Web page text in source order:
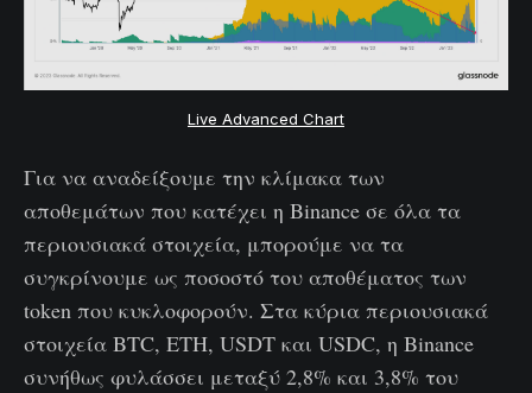
Live Advanced Chart
Για να αναδείξουμε την κλίμακα των
αποθεμάτων που κατέχει η Binance σε όλα τα
περιουσιακά στοιχεία, μπορούμε να τα
συγκρίνουμε ως ποσοστό του αποθέματος των
token που κυκλοφορούν. Στα κύρια περιουσιακά
στοιχεία BTC, ETH, USDT και USDC, η Binance
συνήθως φυλάσσει μεταξύ 2,8% και 3,8% του